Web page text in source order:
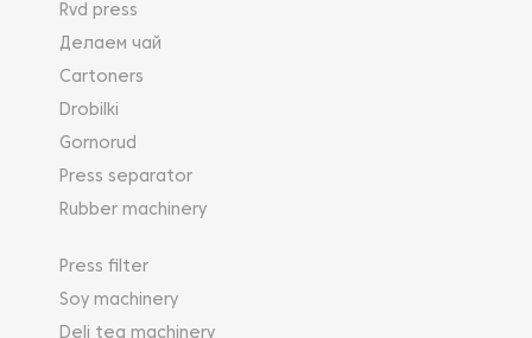
Rvd press
Делаем чай
Cartoners
Drobilki
Gornorud
Press separator
Rubber machinery
Press filter
Soy machinery
Deli tea machinery